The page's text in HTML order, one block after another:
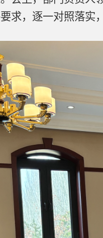
求，逐一对照落实